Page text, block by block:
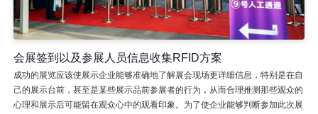
会展签到以及参展人员信息收集RFID方案
成功的展览应该使展示企业能够准确地了解展会现场更详细信息，特别是在自
己的展示台前，甚至是某些展示品前参展者的行为，从而合理推测那些观众的
心理和展示后可能留在观众心中的观看印象。为了使企业能够判断参加此次展